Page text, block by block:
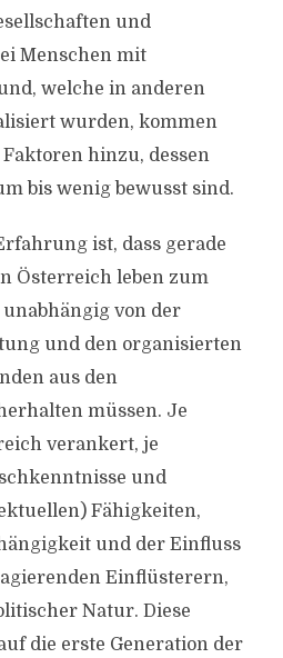
und
Menschen mit
welche in anderen
wurden, kommen
hinzu, dessen
bis wenig bewusst sind.
ist, dass gerade
Österreich leben zum
von der
und den organisierten
aus den
müssen. Je
verankert, je
und
Fähigkeiten,
und der Einfluss
Einflüsterern,
Natur. Diese
die erste Generation der